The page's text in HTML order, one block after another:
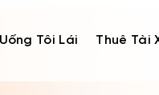
Tôi Lái Thuê Tài